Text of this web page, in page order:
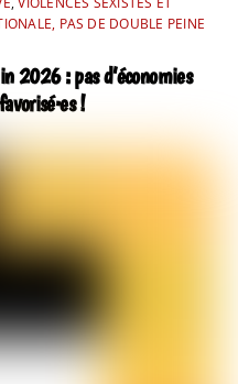
PAS DE DOUBLE PEINE
2026 : pas d’économies
!